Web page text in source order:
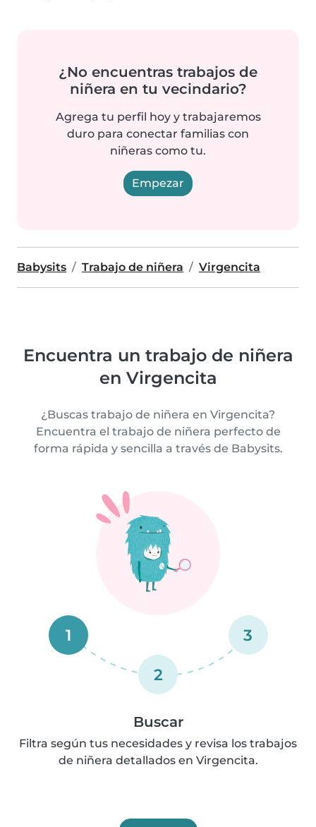
¿No encuentras trabajos de
niñera en tu vecindario?
Agrega tu perfil hoy y trabajaremos
duro para conectar familias con
niñeras como tu.
Empezar
Babysits Trabajo de niñera Virgencita
Encuentra un trabajo de niñera
en Virgencita
¿Buscas trabajo de niñera en Virgencita?
Encuentra el trabajo de niñera perfecto de
forma rápida y sencilla a través de Babysits.
1
2
3
Buscar
Filtra según tus necesidades y revisa los trabajos
de niñera detallados en Virgencita.